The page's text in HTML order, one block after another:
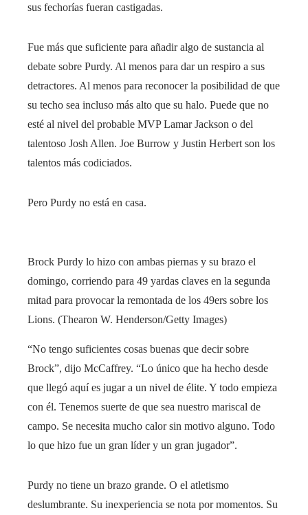
sus fechorías fueran castigadas.
Fue más que suficiente para añadir algo de sustancia al
debate sobre Purdy. Al menos para dar un respiro a sus
detractores. Al menos para reconocer la posibilidad de que
su techo sea incluso más alto que su halo. Puede que no
esté al nivel del probable MVP Lamar Jackson o del
talentoso Josh Allen. Joe Burrow y Justin Herbert son los
talentos más codiciados.
Pero Purdy no está en casa.
Brock Purdy lo hizo con ambas piernas y su brazo el
domingo, corriendo para 49 yardas claves en la segunda
mitad para provocar la remontada de los 49ers sobre los
Lions. (Thearon W. Henderson/Getty Images)
“No tengo suficientes cosas buenas que decir sobre
Brock”, dijo McCaffrey. “Lo único que ha hecho desde
que llegó aquí es jugar a un nivel de élite. Y todo empieza
con él. Tenemos suerte de que sea nuestro mariscal de
campo. Se necesita mucho calor sin motivo alguno. Todo
lo que hizo fue un gran líder y un gran jugador”.
Purdy no tiene un brazo grande. O el atletismo
deslumbrante. Su inexperiencia se nota por momentos. Su